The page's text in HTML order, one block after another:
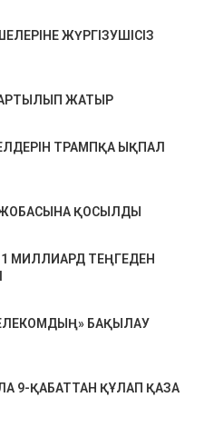
ЖҮРГІЗУШІСІЗ
ЖАТЫР
ТРАМПҚА ЫҚПАЛ
ЖОБАСЫНА ҚОСЫЛДЫ
МИЛЛИАРД ТЕҢГЕДЕН
БАҚЫЛАУ
9-ҚАБАТТАН ҚҰЛАП ҚАЗА